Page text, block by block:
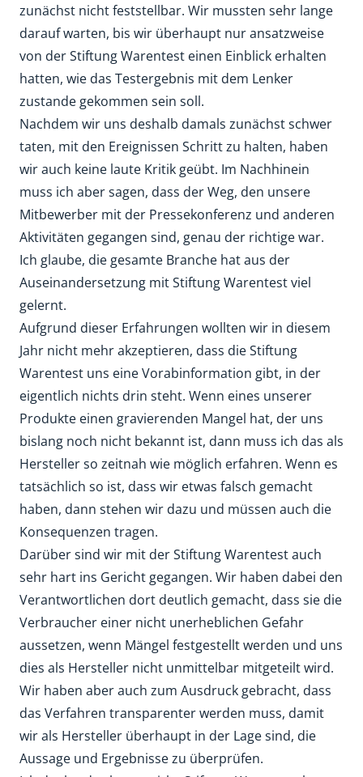
zunächst nicht feststellbar. Wir mussten sehr lange
darauf warten, bis wir überhaupt nur ansatzweise
von der Stiftung Warentest einen Einblick erhalten
hatten, wie das Testergebnis mit dem Lenker
zustande gekommen sein soll.
Nachdem wir uns deshalb damals zunächst schwer
taten, mit den Ereignissen Schritt zu halten, haben
wir auch keine laute Kritik geübt. Im Nachhinein
muss ich aber sagen, dass der Weg, den unsere
Mitbewerber mit der Pressekonferenz und anderen
Aktivitäten gegangen sind, genau der richtige war.
Ich glaube, die gesamte Branche hat aus der
Auseinandersetzung mit Stiftung Warentest viel
gelernt.
Aufgrund dieser Erfahrungen wollten wir in diesem
Jahr nicht mehr akzeptieren, dass die Stiftung
Warentest uns eine Vorabinformation gibt, in der
eigentlich nichts drin steht. Wenn eines unserer
Produkte einen gravierenden Mangel hat, der uns
bislang noch nicht bekannt ist, dann muss ich das als
Hersteller so zeitnah wie möglich erfahren. Wenn es
tatsächlich so ist, dass wir etwas falsch gemacht
haben, dann stehen wir dazu und müssen auch die
Konsequenzen tragen.
Darüber sind wir mit der Stiftung Warentest auch
sehr hart ins Gericht gegangen. Wir haben dabei den
Verantwortlichen dort deutlich gemacht, dass sie die
Verbraucher einer nicht unerheblichen Gefahr
aussetzen, wenn Mängel festgestellt werden und uns
dies als Hersteller nicht unmittelbar mitgeteilt wird.
Wir haben aber auch zum Ausdruck gebracht, dass
das Verfahren transparenter werden muss, damit
wir als Hersteller überhaupt in der Lage sind, die
Aussage und Ergebnisse zu überprüfen.